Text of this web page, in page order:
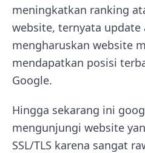
meningkatkan ranking
website, ternyata
mengharuskan website
mendapatkan posisi
Google.
Hingga sekarang ini
mengunjungi website
SSL/TLS karena sangat